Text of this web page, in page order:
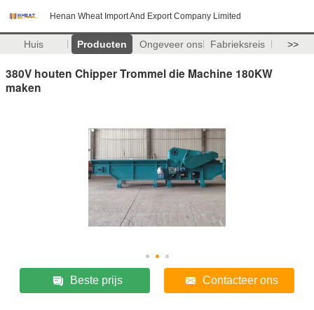
Henan Wheat Import And Export Company Limited
Huis Producten Ongeveer ons Fabrieksreis >>
380V houten Chipper Trommel die Machine 180KW
maken
Beste prijs Contacteer ons